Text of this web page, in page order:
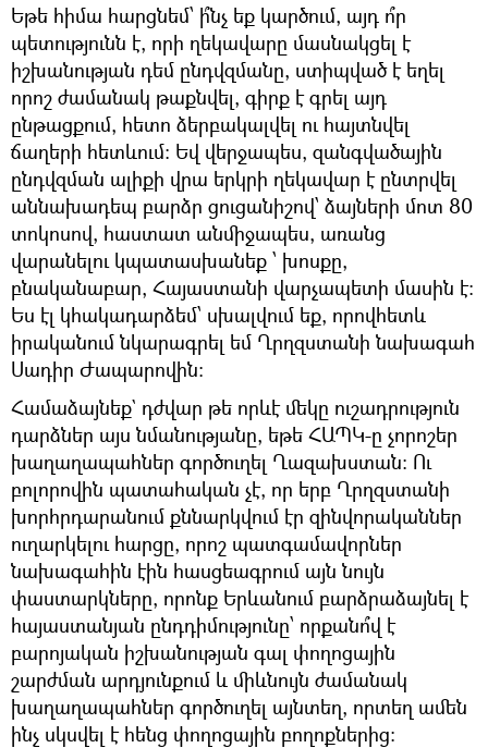
Եթե հիմա հարցնեմ՝ ի՞նչ եք կարծում, այդ ո՞ր
պետությունն է, որի ղեկավարը մասնակցել է
իշխանության դեմ ընդվզմանը, ստիպված է եղել
որոշ ժամանակ թաքնվել, գիրք է գրել այդ
ընթացքում, հետո ձերբակալվել ու հայտնվել
ճաղերի հետևում։ Եվ վերջապես, զանգվածային
ընդվզման ալիքի վրա երկրի ղեկավար է ընտրվել
աննախադեպ բարձր ցուցանիշով՝ ձայների մոտ 80
տոկոսով, հաստատ անմիջապես, առանց
վարանելու կպատասխանեք ՝ խոսքը,
բնականաբար, Հայաստանի վարչապետի մասին է։
Ես էլ կհակադարձեմ՝ սխալվում եք, որովհետև
իրականում նկարագրել եմ Ղրղզստանի նախագահ
Սադիր Ժապարովին։
Համաձայնեք` դժվար թե որևէ մեկը ուշադրություն
դարձներ այս նմանությանը, եթե ՀԱՊԿ-ը չորոշեր
խաղաղապահներ գործուղել Ղազախստան։ Ու
բոլորովին պատահական չէ, որ երբ Ղրղզստանի
խորհրդարանում քննարկվում էր զինվորականներ
ուղարկելու հարցը, որոշ պատգամավորներ
նախագահին էին հասցեագրում այն նույն
փաստարկները, որոնք Երևանում բարձրաձայնել է
հայաստանյան ընդդիմությունը՝ որքանո՞վ է
բարոյական իշխանության գալ փողոցային
շարժման արդյունքում և միևնույն ժամանակ
խաղաղապահներ գործուղել այնտեղ, որտեղ ամեն
ինչ սկսվել է հենց փողոցային բողոքներից։